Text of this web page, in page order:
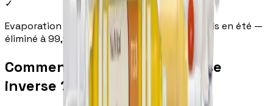
✓
Evaporation intense — concentration des sels en été —
éliminé à 99,9% par osmose inverse
Comment fonctionne l'osmose
inverse ?